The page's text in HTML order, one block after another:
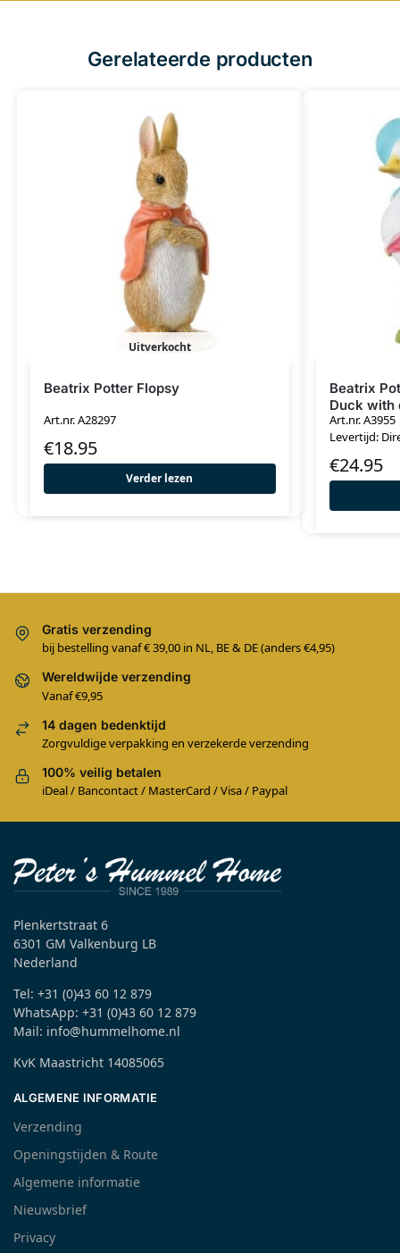
Gerelateerde producten
Uitverkocht
Beatrix Potter Flopsy
Art.nr. A28297
€18.95
Verder lezen
Beatrix
Duck with
Art.nr. A3955
Levertijd:
€24.95
Gratis verzending
bij bestelling vanaf € 39,00 in NL, BE & DE (anders €4,95)
Wereldwijde verzending
Vanaf €9,95
14 dagen bedenktijd
Zorgvuldige verpakking en verzekerde verzending
100% veilig betalen
iDeal / Bancontact / MasterCard / Visa / Paypal
Plenkertstraat 6
6301 GM Valkenburg LB
Nederland
Tel: +31 (0)43 60 12 879
WhatsApp: +31 (0)43 60 12 879
Mail: info@hummelhome.nl
KvK Maastricht 14085065
ALGEMENE INFORMATIE
Verzending
Openingstijden & Route
Algemene informatie
Nieuwsbrief
Privacy